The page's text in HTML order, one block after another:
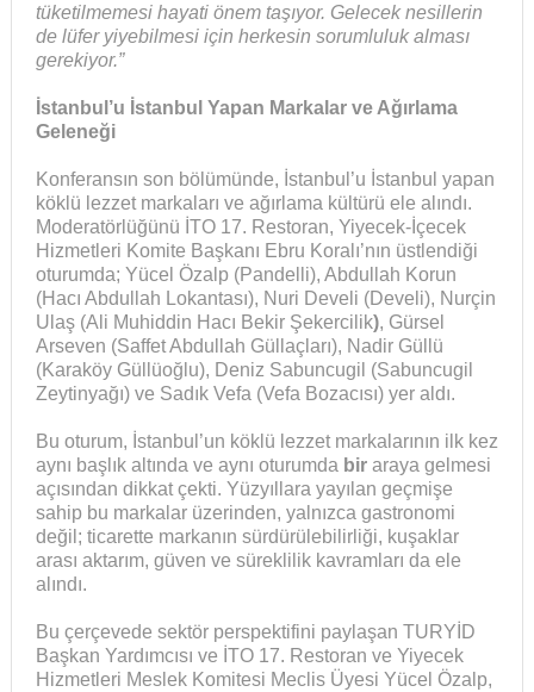
tüketilmemesi hayati önem taşıyor. Gelecek nesillerin
de lüfer yiyebilmesi için herkesin sorumluluk alması
gerekiyor.”
İstanbul’u İstanbul Yapan Markalar ve Ağırlama
Geleneği
Konferansın son bölümünde, İstanbul’u İstanbul yapan
köklü lezzet markaları ve ağırlama kültürü ele alındı.
Moderatörlüğünü İTO 17. Restoran, Yiyecek-İçecek
Hizmetleri Komite Başkanı Ebru Koralı’nın üstlendiği
oturumda; Yücel Özalp (Pandelli), Abdullah Korun
(Hacı Abdullah Lokantası), Nuri Develi (Develi), Nurçin
Ulaş (Ali Muhiddin Hacı Bekir Şekercilik), Gürsel
Arseven (Saffet Abdullah Güllaçları), Nadir Güllü
(Karaköy Güllüoğlu), Deniz Sabuncugil (Sabuncugil
Zeytinyağı) ve Sadık Vefa (Vefa Bozacısı) yer aldı.
Bu oturum, İstanbul’un köklü lezzet markalarının ilk kez
aynı başlık altında ve aynı oturumdabir araya gelmesi
açısından dikkat çekti. Yüzyıllara yayılan geçmişe
sahip bu markalar üzerinden, yalnızca gastronomi
değil; ticarette markanın sürdürülebilirliği, kuşaklar
arası aktarım, güven ve süreklilik kavramları da ele
alındı.
Bu çerçevede sektör perspektifini paylaşan TURYİD
Başkan Yardımcısı ve İTO 17. Restoran ve Yiyecek
Hizmetleri Meslek Komitesi Meclis Üyesi Yücel Özalp,